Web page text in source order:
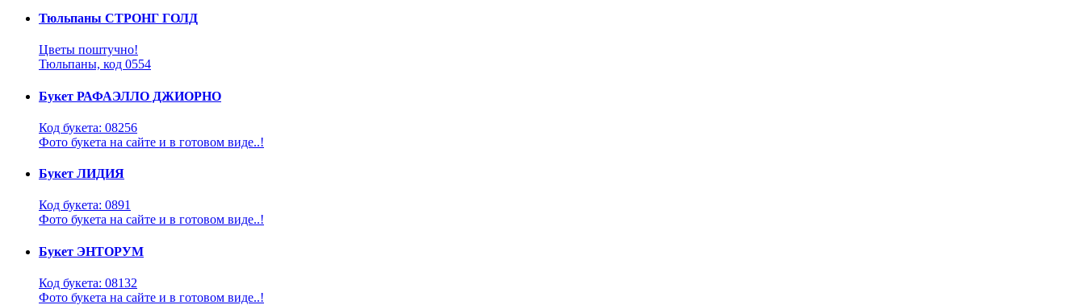
Тюльпаны СТРОНГ ГОЛД
Цветы поштучно!
Тюльпаны, код 0554
Букет РАФАЭЛЛО ДЖИОРНО
Код букета: 08256
Фото букета на сайте и в готовом виде..!
Букет ЛИДИЯ
Код букета: 0891
Фото букета на сайте и в готовом виде..!
Букет ЭНТОРУМ
Код букета: 08132
Фото букета на сайте и в готовом виде..!